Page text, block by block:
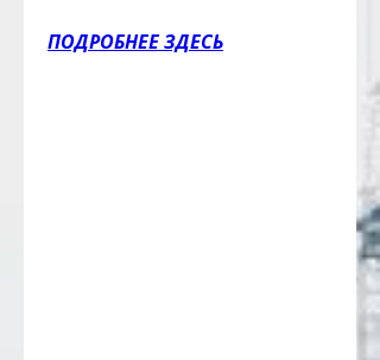
ПОДРОБНЕЕ ЗДЕСЬ